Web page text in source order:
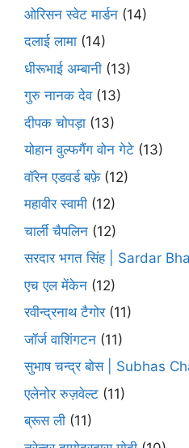
ओरिसन स्‍वेट मार्डन (14)
दलाई लामा (14)
धीरूभाई अम्बानी (13)
गुरु नानक देव(13)
दीपक चोपड़ा (13)
योहान वुल्फगैंग वोन गेटे (13)
वॉरेन एडवर्ड बफ़े(12)
महावीर स्वामी (12)
चार्ली चैपलिन (12)
सरदार भगत सिंह | Sardar
एच एल मेंकेन (12)
रवीन्द्रनाथ टैगोर(11)
जॉर्ज वाशिंगटन (11)
सुभाष चन्द्र बोस | Subhas
एलेनोर रुज़वेल्ट (11)
ब्रूस ली (11)